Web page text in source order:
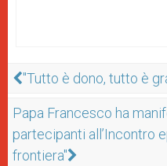
"Tutto è dono, tutto è
Papa Francesco ha
partecipanti all’Incontro
frontiera"